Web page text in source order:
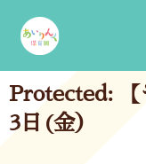
content
Protected: 【
3日(金）